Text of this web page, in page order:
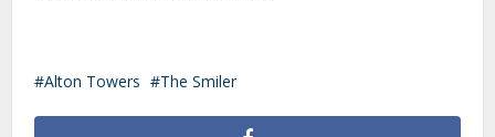
Alton Towers The Smiler